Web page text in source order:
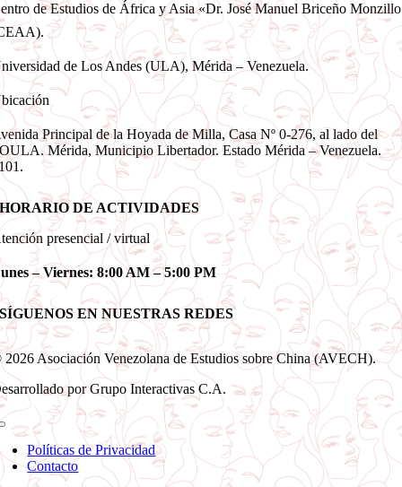
de Estudios de África y Asia «Dr. José Manuel Briceño
de Los Andes (ULA), Mérida – Venezuela.
Principal de la Hoyada de Milla, Casa Nº 0-276, al lado del
Mérida, Municipio Libertador. Estado Mérida – Venezuela.
HORARIO DE ACTIVIDADES
presencial / virtual
– Viernes: 8:00 AM – 5:00 PM
SÍGUENOS EN NUESTRAS REDES
Asociación Venezolana de Estudios sobre China (AVECH).
por Grupo Interactivas C.A.
Políticas de Privacidad
Contacto